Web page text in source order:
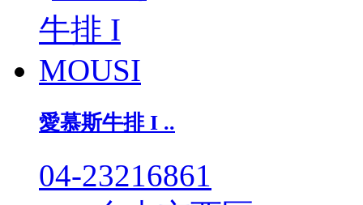
愛慕斯牛排 I ..
04-23216861